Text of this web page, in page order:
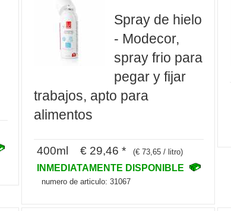
Spray de hielo
- Modecor,
spray frio para
pegar y fijar
trabajos, apto para
alimentos
400ml € 29,46 * (€ 73,65 / litro)
INMEDIATAMENTE DISPONIBLE
numero de articulo: 31067